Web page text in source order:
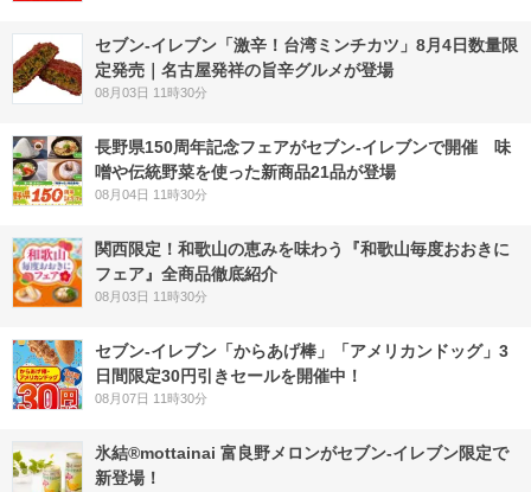
セブン-イレブン「激辛！台湾ミンチカツ」8月4日数量限
定発売｜名古屋発祥の旨辛グルメが登場
08月03日 11時30分
長野県150周年記念フェアがセブン-イレブンで開催 味
噌や伝統野菜を使った新商品21品が登場
08月04日 11時30分
関西限定！和歌山の恵みを味わう『和歌山毎度おおきに
フェア』全商品徹底紹介
08月03日 11時30分
セブン‐イレブン「からあげ棒」「アメリカンドッグ」3
日間限定30円引きセールを開催中！
08月07日 11時30分
氷結®mottainai 富良野メロンがセブン‐イレブン限定で
新登場！